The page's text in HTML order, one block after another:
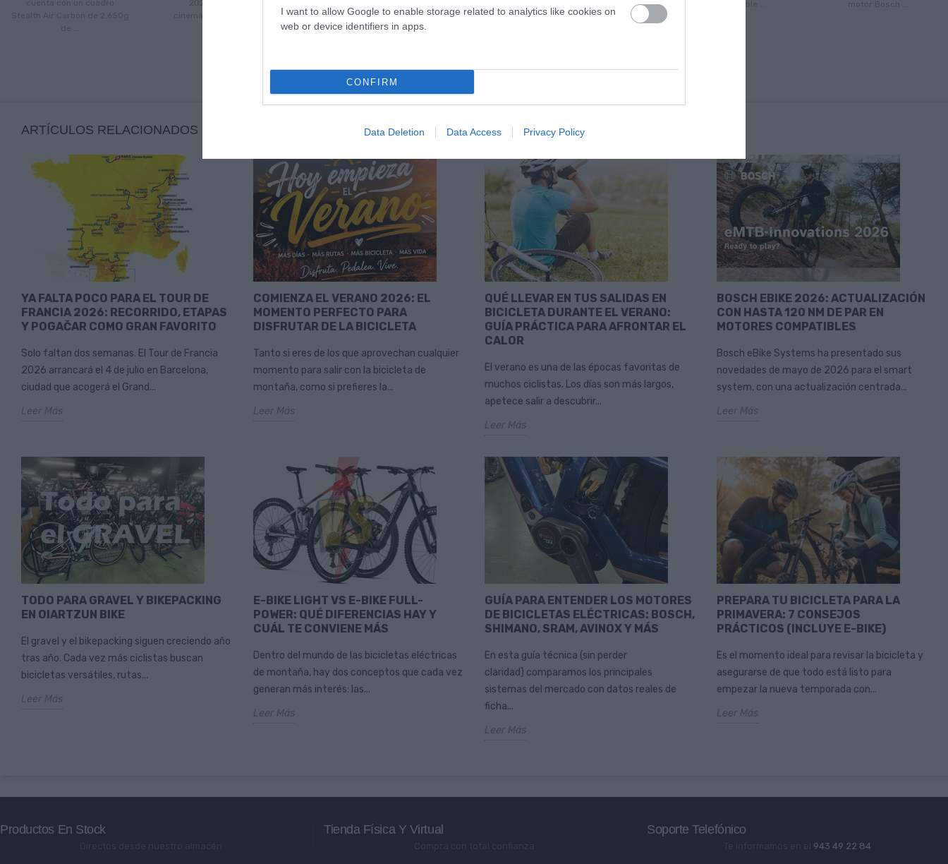
I want to allow Google to enable storage related to analytics like cookies on
web or device identifiers in apps.
CONFIRM
Data Deletion Data Access Privacy Policy
cinemática del sistema de ...
control ...
ARTÍCULOS RELACIONADOS
YA FALTA POCO PARA EL TOUR DE
FRANCIA 2026: RECORRIDO, ETAPAS
Y POGAČAR COMO GRAN FAVORITO
Solo faltan dos semanas. El Tour de Francia
2026 arrancará el 4 de julio en Barcelona,
ciudad que acogerá el Grand...
Leer Más
COMIENZA EL VERANO 2026: EL
MOMENTO PERFECTO PARA
DISFRUTAR DE LA BICICLETA
Tanto si eres de los que aprovechan cualquier
momento para salir con la bicicleta de
montaña, como si prefieres la...
Leer Más
QUÉ LLEVAR EN TUS SALIDAS EN
BICICLETA DURANTE EL VERANO:
GUÍA PRÁCTICA PARA AFRONTAR EL
CALOR
El verano es una de las épocas favoritas de
muchos ciclistas. Los días son más largos,
apetece salir a descubrir...
Leer Más
BOSCH EBIKE 2026: ACTUALIZACIÓN
CON HASTA 120 NM DE PAR EN
MOTORES COMPATIBLES
Bosch eBike Systems ha presentado sus
novedades de mayo de 2026 para el smart
system, con una actualización centrada...
Leer Más
TODO PARA GRAVEL Y BIKEPACKING
EN OIARTZUN BIKE
El gravel y el bikepacking siguen creciendo año
tras año. Cada vez más ciclistas buscan
bicicletas versátiles, rutas...
Leer Más
E-BIKE LIGHT VS E-BIKE FULL-
POWER: QUÉ DIFERENCIAS HAY Y
CUÁL TE CONVIENE MÁS
Dentro del mundo de las bicicletas eléctricas
de montaña, hay dos conceptos que cada vez
generan más interés: las...
Leer Más
GUÍA PARA ENTENDER LOS MOTORES
DE BICICLETAS ELÉCTRICAS: BOSCH,
SHIMANO, SRAM, AVINOX Y MÁS
En esta guía técnica (sin perder
claridad) comparamos los principales
sistemas del mercado con datos reales de
ficha...
Leer Más
PREPARA TU BICICLETA PARA LA
PRIMAVERA: 7 CONSEJOS
PRÁCTICOS (INCLUYE E-BIKE)
Es el momento ideal para revisar la bicicleta y
asegurarse de que todo está listo para
empezar la nueva temporada con...
Leer Más
Productos En Stock Tienda Física Y Virtual Soporte Telefónico
943 49 22 84